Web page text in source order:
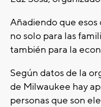
Añadiendo que
no solo para las
también para la
Según datos de la
de Milwaukee hay
personas que son